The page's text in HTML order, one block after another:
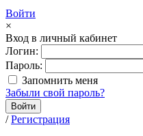
Войти
×
Вход в личный кабинет
Логин:
Пароль:
Запомнить меня
Забыли свой пароль?
Войти
/ Регистрация